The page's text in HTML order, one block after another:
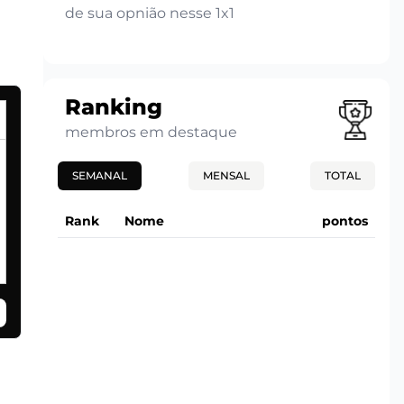
de sua opnião nesse 1x1
Ranking
membros em destaque
SEMANAL MENSAL TOTAL
Rank Nome pontos